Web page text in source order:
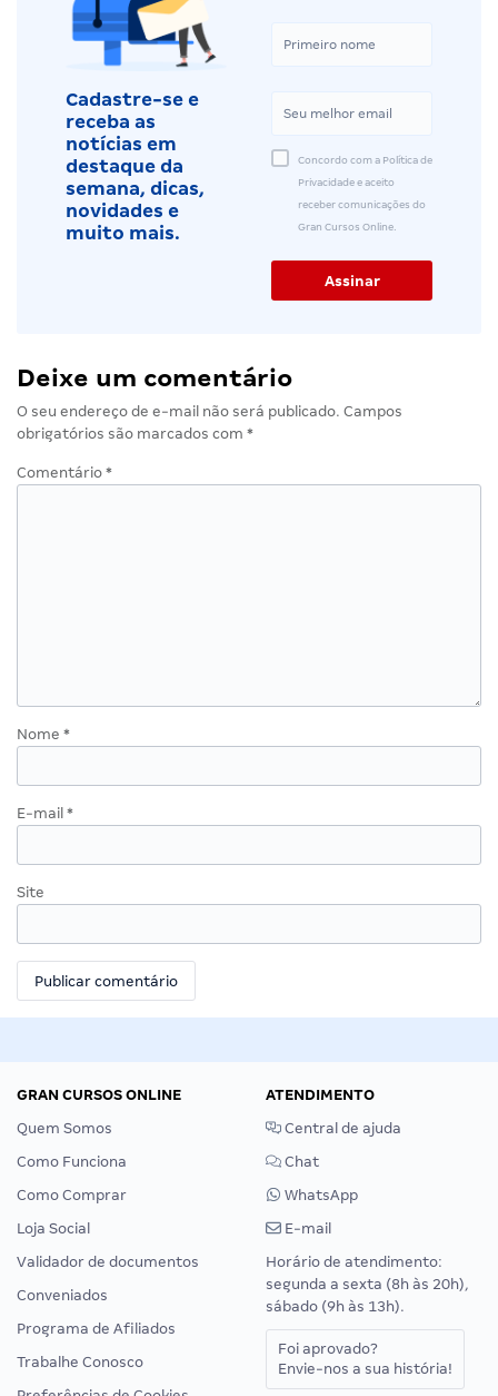
Cadastre-se e
receba as
notícias em
destaque da
semana, dicas,
novidades e
muito mais.
Concordo com a Política de
Privacidade e aceito
receber comunicações do
Gran Cursos Online.
Deixe um comentário
O seu endereço de e-mail não será publicado. Campos
obrigatórios são marcados com *
Comentário *
Nome *
E-mail *
Site
GRAN CURSOS ONLINE
Quem Somos
Como Funciona
Como Comprar
Loja Social
Validador de documentos
Conveniados
Programa de Afiliados
Trabalhe Conosco
ATENDIMENTO
Central de ajuda
Chat
WhatsApp
E-mail
Horário de atendimento:
segunda a sexta (8h às 20h),
sábado (9h às 13h).
Foi aprovado?
Envie-nos a sua história!